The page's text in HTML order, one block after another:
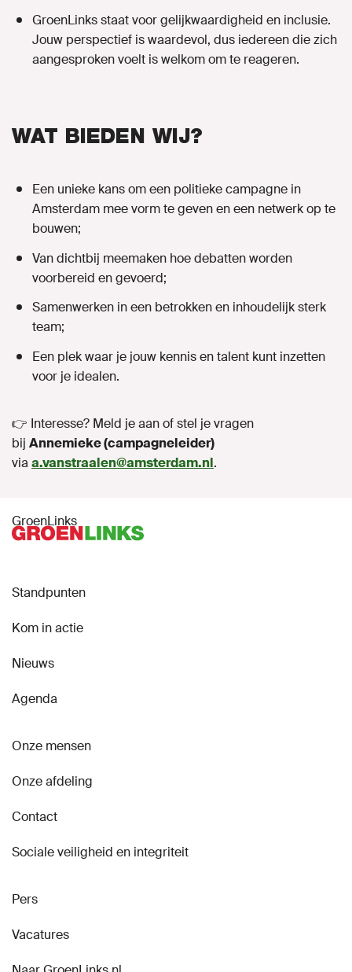
GroenLinks staat voor gelijkwaardigheid en inclusie.
Jouw perspectief is waardevol, dus iedereen die zich
aangesproken voelt is welkom om te reageren.
WAT BIEDEN WIJ?
Een unieke kans om een politieke campagne in
Amsterdam mee vorm te geven en een netwerk op te
bouwen;
Van dichtbij meemaken hoe debatten worden
voorbereid en gevoerd;
Samenwerken in een betrokken en inhoudelijk sterk
team;
Een plek waar je jouw kennis en talent kunt inzetten
voor je idealen.
👉 Interesse? Meld je aan of stel je vragen
bij Annemieke (campagneleider)
via a.vanstraalen@amsterdam.nl.
GroenLinks
Standpunten
Kom in actie
Nieuws
Agenda
Onze mensen
Onze afdeling
Contact
Sociale veiligheid en integriteit
Pers
Vacatures